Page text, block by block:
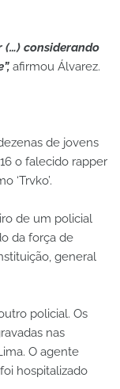
(…) considerando
afirmou Álvarez.
de jovens
o falecido rapper
‘Trvko’.
de um policial
da força de
general
policial. Os
nas
O agente
hospitalizado